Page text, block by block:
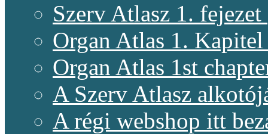
Szerv Atlasz 1.
Organ Atlas 1.
Organ Atlas 1st
A Szerv Atlasz
A régi webshop itt